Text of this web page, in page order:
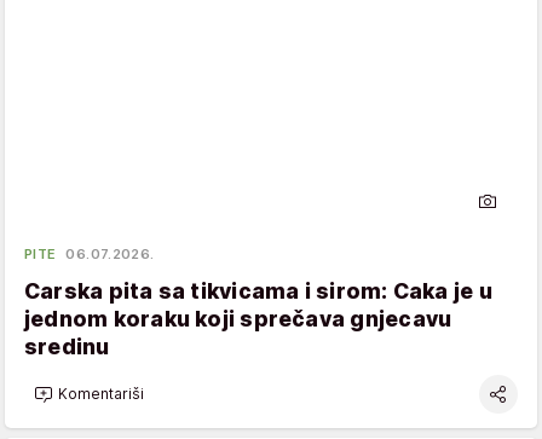
PITE 06.07.2026.
Carska pita sa tikvicama i sirom: Caka je u
jednom koraku koji sprečava gnjecavu
sredinu
Komentariši